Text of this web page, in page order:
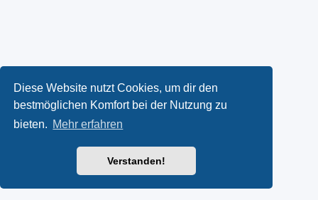
Diese Website nutzt Cookies, um dir den
bestmöglichen Komfort bei der Nutzung zu
bieten. Mehr erfahren
Verstanden!